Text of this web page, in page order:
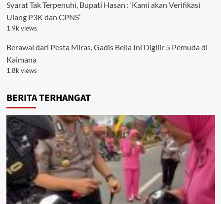
Syarat Tak Terpenuhi, Bupati Hasan : ‘Kami akan Verifikasi
Ulang P3K dan CPNS’
1.9k views
Berawal dari Pesta Miras, Gadis Belia Ini Digilir 5 Pemuda di
Kaimana
1.8k views
BERITA TERHANGAT